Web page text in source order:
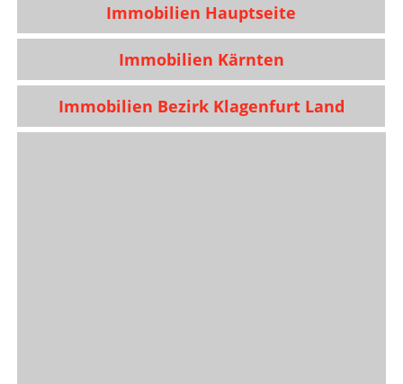
Immobilien Hauptseite
Immobilien Kärnten
Immobilien Bezirk Klagenfurt Land